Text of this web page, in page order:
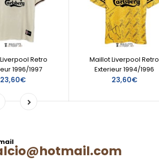
Retro
1996/1997
23,60€
Maillot Liverpool Retro
Exterieur 1994/1996
23,60€